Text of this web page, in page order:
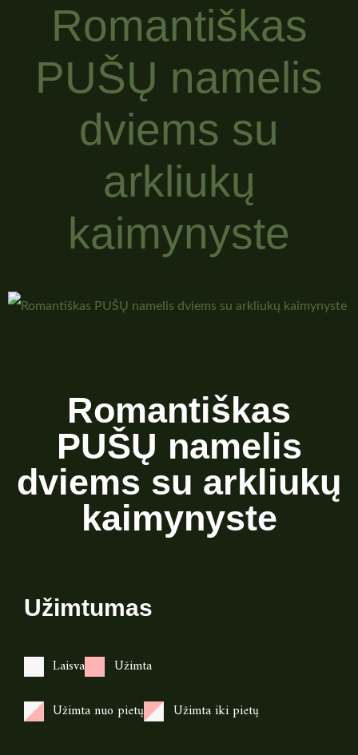
Romantiškas
PUŠŲ namelis
dviems su
arkliukų
kaimynyste
Romantiškas
PUŠŲ namelis
dviems su arkliukų
kaimynyste
Užimtumas
Laisva
Užimta
Užimta nuo pietų
Užimta iki pietų